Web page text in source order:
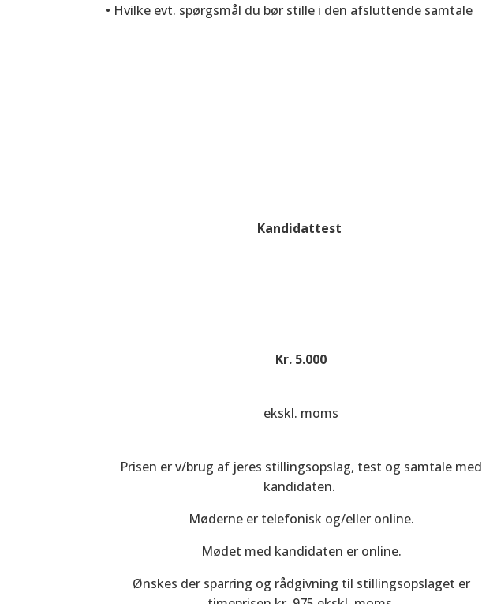
• Hvilke evt. spørgsmål du bør stille i den afsluttende samtale
Kandidattest
Kr. 5.000
ekskl. moms
Prisen er v/brug af jeres stillingsopslag, test og samtale med
kandidaten.
Møderne er telefonisk og/eller online.
Mødet med kandidaten er online.
Ønskes der sparring og rådgivning til stillingsopslaget er